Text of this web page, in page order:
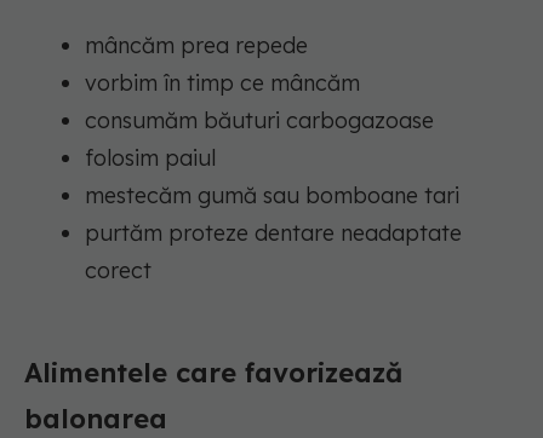
mâncăm prea repede
vorbim în timp ce mâncăm
consumăm băuturi carbogazoase
folosim paiul
mestecăm gumă sau bomboane tari
purtăm proteze dentare neadaptate
corect
Alimentele care favorizează
balonarea